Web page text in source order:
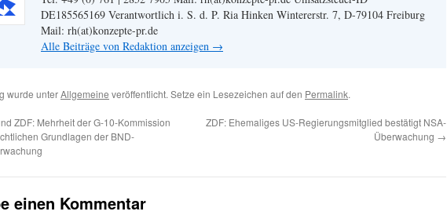
DE185565169 Verantwortlich i. S. d. P. Ria Hinken Wintererstr. 7, D-79104 Freiburg
Mail: rh(at)konzepte-pr.de
Alle Beiträge von Redaktion anzeigen →
wurde unterAllgemeine veröffentlicht. Setze ein Lesezeichen auf den Permalink.
ZDF: Mehrheit der G-10-Kommission
Grundlagen der BND-
ZDF: Ehemaliges US-Regierungsmitglied bestätigt NSA-
Überwachung →
einen Kommentar